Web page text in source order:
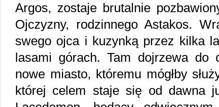
Argos, zostaje brutalnie
Ojczyzny, rodzinnego Astakos.
swego ojca i kuzynką przez kilka
lasami górach. Tam dojrzewa do
nowe miasto, któremu mógłby
której celem staje się od dawna